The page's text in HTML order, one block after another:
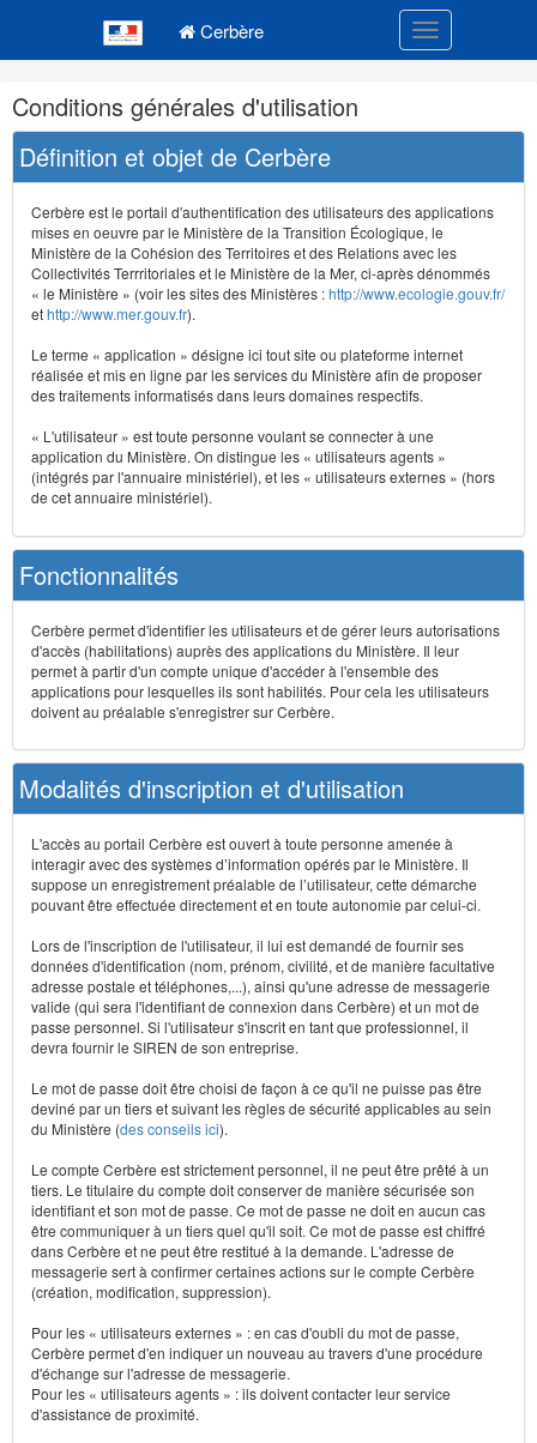
Cerbère Toggle
Navigation
et
outils
annexes
Conditions générales d'utilisation
Définition et objet de Cerbère
Cerbère est le portail d'authentification des utilisateurs des applications
mises en oeuvre par le Ministère de la Transition Écologique, le
Ministère de la Cohésion des Territoires et des Relations avec les
Collectivités Terrritoriales et le Ministère de la Mer, ci-après dénommés
« le Ministère » (voir les sites des Ministères :http://www.ecologie.gouv.fr/
ethttp://www.mer.gouv.fr).
Le terme « application » désigne ici tout site ou plateforme internet
réalisée et mis en ligne par les services du Ministère afin de proposer
des traitements informatisés dans leurs domaines respectifs.
« L'utilisateur » est toute personne voulant se connecter à une
application du Ministère. On distingue les « utilisateurs agents »
(intégrés par l'annuaire ministériel), et les « utilisateurs externes » (hors
de cet annuaire ministériel).
Fonctionnalités
Cerbère permet d'identifier les utilisateurs et de gérer leurs autorisations
d'accès (habilitations) auprès des applications du Ministère. Il leur
permet à partir d'un compte unique d'accéder à l'ensemble des
applications pour lesquelles ils sont habilités. Pour cela les utilisateurs
doivent au préalable s'enregistrer sur Cerbère.
Modalités d'inscription et d'utilisation
L'accès au portail Cerbère est ouvert à toute personne amenée à
interagir avec des systèmes d’information opérés par le Ministère. Il
suppose un enregistrement préalable de l’utilisateur, cette démarche
pouvant être effectuée directement et en toute autonomie par celui-ci.
Lors de l'inscription de l'utilisateur, il lui est demandé de fournir ses
données d'identification (nom, prénom, civilité, et de manière facultative
adresse postale et téléphones,...), ainsi qu'une adresse de messagerie
valide (qui sera l'identifiant de connexion dans Cerbère) et un mot de
passe personnel. Si l'utilisateur s'inscrit en tant que professionnel, il
devra fournir le SIREN de son entreprise.
Le mot de passe doit être choisi de façon à ce qu'il ne puisse pas être
deviné par un tiers et suivant les règles de sécurité applicables au sein
du Ministère (des conseils ici).
Le compte Cerbère est strictement personnel, il ne peut être prêté à un
tiers. Le titulaire du compte doit conserver de manière sécurisée son
identifiant et son mot de passe. Ce mot de passe ne doit en aucun cas
être communiquer à un tiers quel qu'il soit. Ce mot de passe est chiffré
dans Cerbère et ne peut être restitué à la demande. L'adresse de
messagerie sert à confirmer certaines actions sur le compte Cerbère
(création, modification, suppression).
Pour les « utilisateurs externes » : en cas d'oubli du mot de passe,
Cerbère permet d'en indiquer un nouveau au travers d'une procédure
d'échange sur l'adresse de messagerie.
Pour les « utilisateurs agents » : ils doivent contacter leur service
d'assistance de proximité.